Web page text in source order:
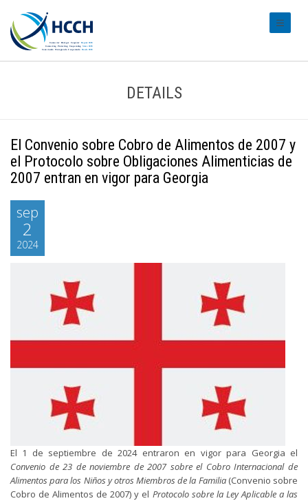
DETAILS
El Convenio sobre Cobro de Alimentos de 2007 y
el Protocolo sobre Obligaciones Alimenticias de
2007 entran en vigor para Georgia
sep
2
2024
El 1 de septiembre de 2024 entraron en vigor para Georgia el
Convenio de 23 de noviembre de 2007 sobre el Cobro Internacional de
Alimentos para los Niños y otros Miembros de la Familia(Convenio sobre
Cobro de Alimentos de 2007) y el Protocolo sobre la Ley Aplicable a las